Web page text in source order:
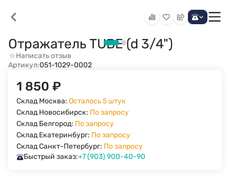
Отражатель TUBE (d 3/4")
Написать отзыв
Артикул:051-1029-0002
1 850 ₽
Склад Москва: Осталось 5 штук
Склад Новосибирск: По запросу
Склад Белгород: По запросу
Склад Екатеринбург: По запросу
Склад Санкт-Петербург: По запросу
Быстрый заказ:+7 (903) 900-40-90